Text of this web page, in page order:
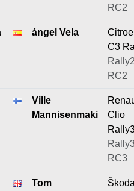
RC2
ángel Vela
C3
RC2
Ville
Mannisenmaki
Clio
RC3
Tom